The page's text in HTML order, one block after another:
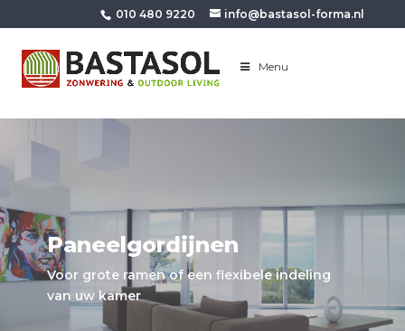
010 480 9220 info@bastasol-forma.nl
Menu
Paneelgordijnen
Voor grote ramen of een flexibele indeling
van uw kamer